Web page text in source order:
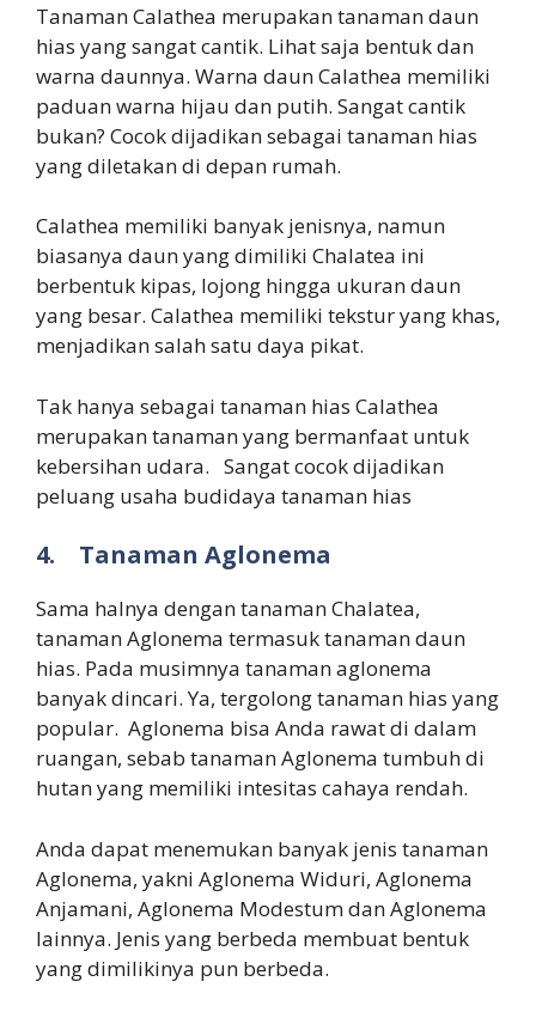
Tanaman Calathea merupakan tanaman daun
hias yang sangat cantik. Lihat saja bentuk dan
warna daunnya. Warna daun Calathea memiliki
paduan warna hijau dan putih. Sangat cantik
bukan? Cocok dijadikan sebagai tanaman hias
yang diletakan di depan rumah.
Calathea memiliki banyak jenisnya, namun
biasanya daun yang dimiliki Chalatea ini
berbentuk kipas, lojong hingga ukuran daun
yang besar. Calathea memiliki tekstur yang khas,
menjadikan salah satu daya pikat.
Tak hanya sebagai tanaman hias Calathea
merupakan tanaman yang bermanfaat untuk
kebersihan udara. Sangat cocok dijadikan
peluang usaha budidaya tanaman hias
4. Tanaman Aglonema
Sama halnya dengan tanaman Chalatea,
tanaman Aglonema termasuk tanaman daun
hias. Pada musimnya tanaman aglonema
banyak dincari. Ya, tergolong tanaman hias yang
popular. Aglonema bisa Anda rawat di dalam
ruangan, sebab tanaman Aglonema tumbuh di
hutan yang memiliki intesitas cahaya rendah.
Anda dapat menemukan banyak jenis tanaman
Aglonema, yakni Aglonema Widuri, Aglonema
Anjamani, Aglonema Modestum dan Aglonema
lainnya. Jenis yang berbeda membuat bentuk
yang dimilikinya pun berbeda.